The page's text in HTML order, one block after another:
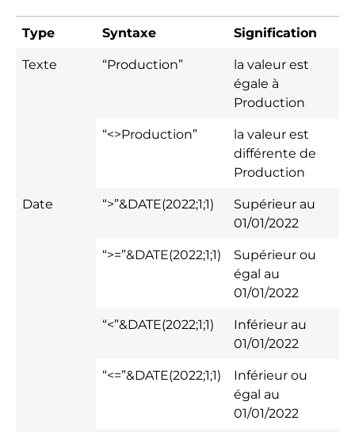
Type Syntaxe
Signification
Texte
“Production”
la valeur est
égale à
Production
“<>Production”
la valeur est
différente de
Production
Date
“>”&DATE(2022;1;1)
Supérieur au
01/01/2022
“>=”&DATE(2022;1;1)
Supérieur ou
égal au
01/01/2022
“<”&DATE(2022;1;1)
Inférieur au
01/01/2022
“<=”&DATE(2022;1;1)
Inférieur ou
égal au
01/01/2022